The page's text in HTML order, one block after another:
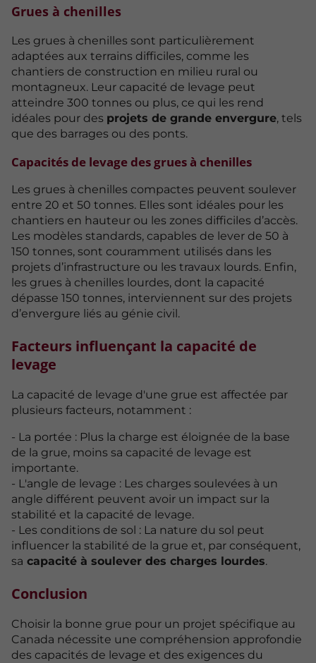
Grues à chenilles
Les grues à chenilles sont particulièrement
adaptées aux terrains difficiles, comme les
chantiers de construction en milieu rural ou
montagneux. Leur capacité de levage peut
atteindre 300 tonnes ou plus, ce qui les rend
idéales pour des projets de grande envergure, tels
que des barrages ou des ponts.
Capacités de levage des grues à chenilles
Les grues à chenilles compactes peuvent soulever
entre 20 et 50 tonnes. Elles sont idéales pour les
chantiers en hauteur ou les zones difficiles d’accès.
Les modèles standards, capables de lever de 50 à
150 tonnes, sont couramment utilisés dans les
projets d’infrastructure ou les travaux lourds. Enfin,
les grues à chenilles lourdes, dont la capacité
dépasse 150 tonnes, interviennent sur des projets
d’envergure liés au génie civil.
Facteurs influençant la capacité de
levage
La capacité de levage d'une grue est affectée par
plusieurs facteurs, notamment :
- La portée : Plus la charge est éloignée de la base
de la grue, moins sa capacité de levage est
importante.
- L'angle de levage : Les charges soulevées à un
angle différent peuvent avoir un impact sur la
stabilité et la capacité de levage.
- Les conditions de sol : La nature du sol peut
influencer la stabilité de la grue et, par conséquent,
sa capacité à soulever des charges lourdes.
Conclusion
Choisir la bonne grue pour un projet spécifique au
Canada nécessite une compréhension approfondie
des capacités de levage et des exigences du